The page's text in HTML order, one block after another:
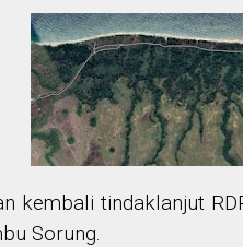
kembali tindaklanjut
Sorung.